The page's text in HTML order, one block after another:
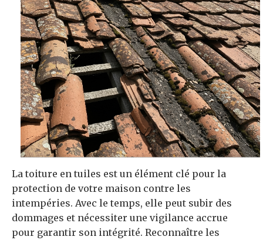
La toiture en tuiles est un élément clé pour la
protection de votre maison contre les
intempéries. Avec le temps, elle peut subir des
dommages et nécessiter une vigilance accrue
pour garantir son intégrité. Reconnaître les